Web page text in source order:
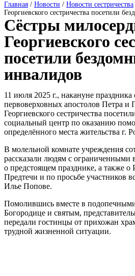
Главная / Новости / Новости сестричества
Георгиевского сестричества посетили
Сёстры
Георгиевского
посетили
инвалидов
11 июля 2025 г., накануне
первоверховных апостолов Петра и
Георгиевского сестричества
социальный центр по оказанию
определённого места жительства г.
В молельной комнате учреждения
рассказали людям с ограниченными
о предстоящем празднике, а также о
Предтечи и по просьбе участников
Илье Попове.
Помолившись вместе в
Богородице и святым,
передали гостинцы от прихожан
трудной жизненной ситуации.